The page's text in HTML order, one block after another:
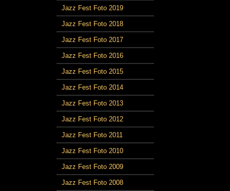
Jazz Fest Foto 2019
Jazz Fest Foto 2018
Jazz Fest Foto 2017
Jazz Fest Foto 2016
Jazz Fest Foto 2015
Jazz Fest Foto 2014
Jazz Fest Foto 2013
Jazz Fest Foto 2012
Jazz Fest Foto 2011
Jazz Fest Foto 2010
Jazz Fest Foto 2009
Jazz Fest Foto 2008